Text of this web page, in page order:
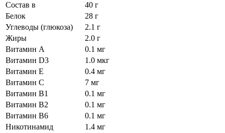
Состав в
40 г
Белок
28 г
Углеводы (глюкоза)
2.1 г
Жиры
2.0 г
Витамин А
0.1 мг
Витамин D3
1.0 мкг
Витамин Е
0.4 мг
Витамин С
7 мг
Витамин В1
0.1 мг
Витамин В2
0.1 мг
Витамин В6
0.1 мг
Никотинамид
1.4 мг